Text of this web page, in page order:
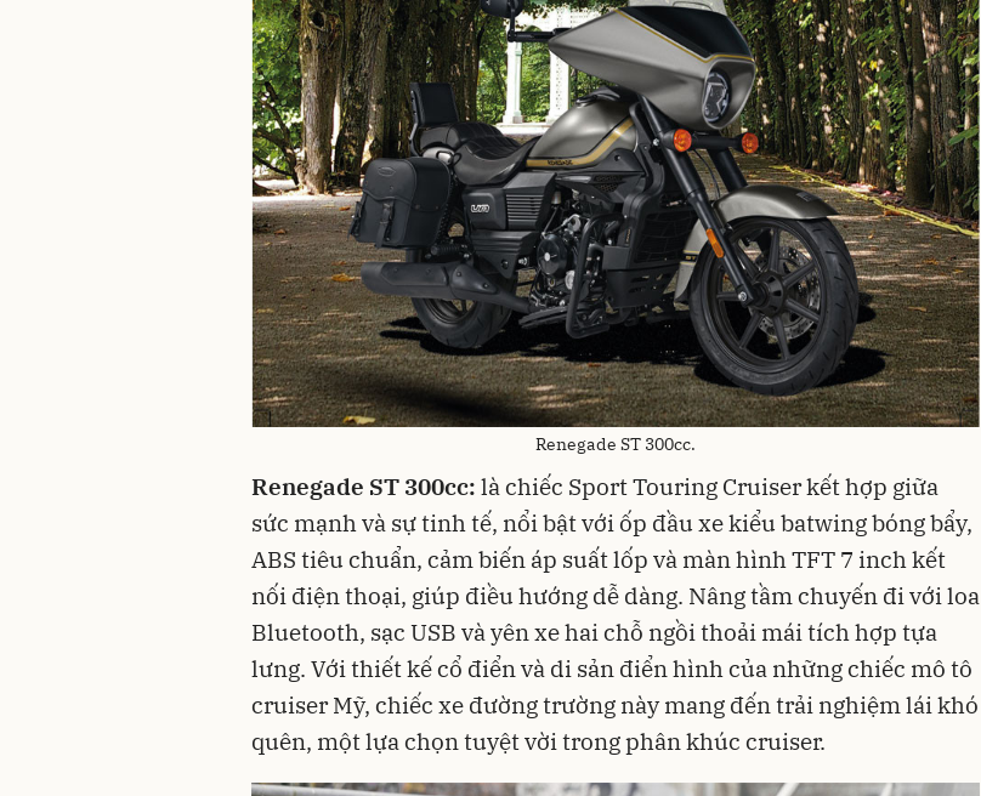
Renegade ST 300cc.
Renegade ST 300cc: là chiếc Sport Touring Cruiser kết hợp giữa
sức mạnh và sự tinh tế, nổi bật với ốp đầu xe kiểu batwing bóng bẩy,
ABS tiêu chuẩn, cảm biến áp suất lốp và màn hình TFT 7 inch kết
nối điện thoại, giúp điều hướng dễ dàng. Nâng tầm chuyến đi với loa
Bluetooth, sạc USB và yên xe hai chỗ ngồi thoải mái tích hợp tựa
lưng. Với thiết kế cổ điển và di sản điển hình của những chiếc mô tô
cruiser Mỹ, chiếc xe đường trường này mang đến trải nghiệm lái khó
quên, một lựa chọn tuyệt vời trong phân khúc cruiser.